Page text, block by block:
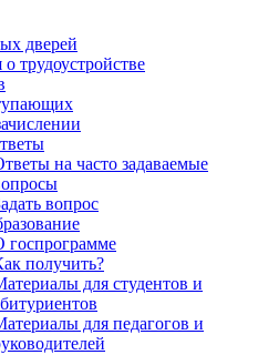
дверей
трудоустройстве
на часто задаваемые
вопрос
госпрограмме
получить?
для студентов и
для педагогов и